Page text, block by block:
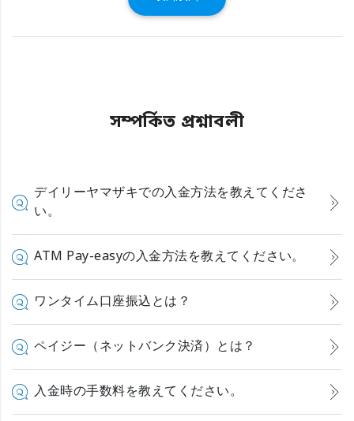
সম্পর্কিত প্রশ্নাবলী
デイリーヤマザキでの入金方法を教えてくださ
い。
ATM Pay-easyの入金方法を教えてください。
ワンタイム口座振込とは？
ペイジー（ネットバンク決済）とは？
入金時の手数料を教えてください。